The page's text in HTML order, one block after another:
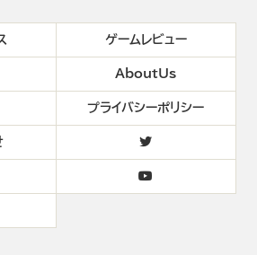
ゲームレビュー
AboutUs
プライバシーポリシー